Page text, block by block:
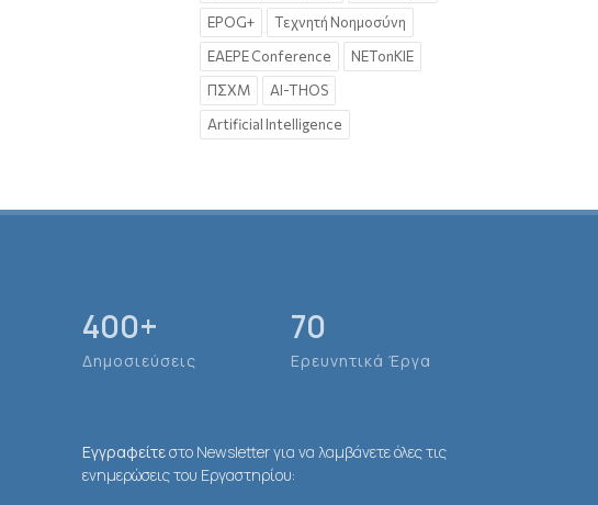
EPOG+
Τεχνητή Νοημοσύνη
EAEPE Conference
NETonKIE
ΠΣΧΜ
AI-THOS
Artificial Intelligence
400+
Δημοσιεύσεις
70
Ερευνητικά Έργα
Εγγραφείτεστο Newsletter για να λαμβάνετε όλες τις
ενημερώσεις του Εργαστηρίου: